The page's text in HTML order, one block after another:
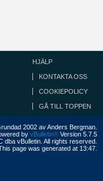
HJÄLP
KONTAKTA OSS
COOKIEPOLICY
GÅ TILL TOPPEN
2002 av Anders Bergman.
by vBulletin® Version 5.7.5
vBulletin. All rights reserved.
page was generated at 13:47.